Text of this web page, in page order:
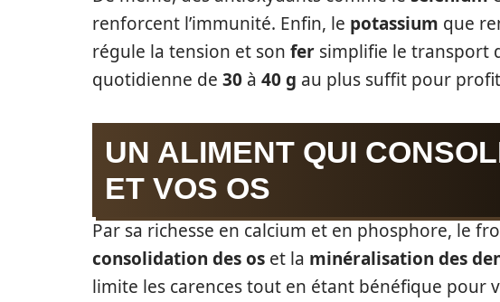
renforcent l’immunité. Enfin, le potassium que
régule la tension et son fer simplifie le transport
quotidienne de 30 à 40 g au plus suffit pour
UN ALIMENT QUI
ET VOS OS
Par sa richesse en calcium et en phosphore, le
consolidation des os et la minéralisation des
limite les carences tout en étant bénéfique pour